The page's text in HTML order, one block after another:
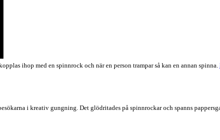
ihop med en spinnrock och när en person trampar så kan en annan spinna.
i kreativ gungning. Det glödritades på spinnrockar och spanns